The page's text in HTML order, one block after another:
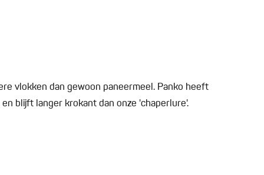
vlokken dan gewoon paneermeel. Panko heeft
blijft langer krokant dan onze 'chaperlure'.